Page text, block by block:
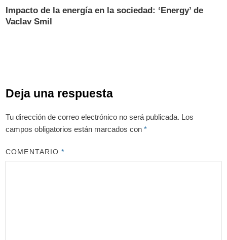
Impacto de la energía en la sociedad: ‘Energy’ de
Vaclav Smil
Deja una respuesta
Tu dirección de correo electrónico no será publicada. Los
campos obligatorios están marcados con*
COMENTARIO*